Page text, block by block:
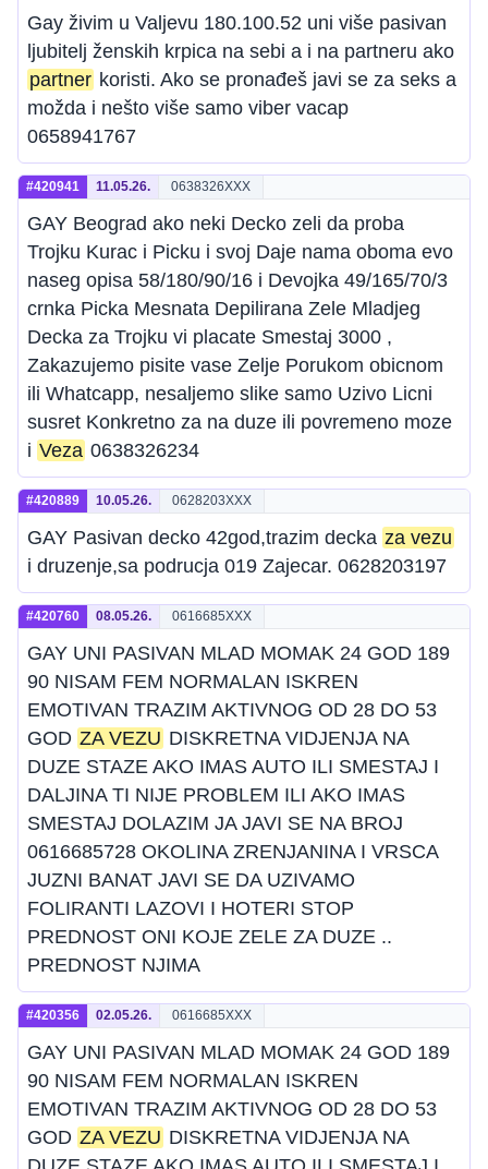
Gay živim u Valjevu 180.100.52 uni više pasivan
ljubitelj ženskih krpica na sebi a i na partneru ako
partner koristi. Ako se pronađeš javi se za seks a
možda i nešto više samo viber vacap
0658941767
#420941 11.05.26. 0638326XXX
GAY Beograd ako neki Decko zeli da proba
Trojku Kurac i Picku i svoj Daje nama oboma evo
naseg opisa 58/180/90/16 i Devojka 49/165/70/3
crnka Picka Mesnata Depilirana Zele Mladjeg
Decka za Trojku vi placate Smestaj 3000 ,
Zakazujemo pisite vase Zelje Porukom obicnom
ili Whatcapp, nesaljemo slike samo Uzivo Licni
susret Konkretno za na duze ili povremeno moze
i Veza 0638326234
#420889 10.05.26. 0628203XXX
GAY Pasivan decko 42god,trazim decka za vezu
i druzenje,sa podrucja 019 Zajecar. 0628203197
#420760 08.05.26. 0616685XXX
GAY UNI PASIVAN MLAD MOMAK 24 GOD 189
90 NISAM FEM NORMALAN ISKREN
EMOTIVAN TRAZIM AKTIVNOG OD 28 DO 53
GOD ZA VEZU DISKRETNA VIDJENJA NA
DUZE STAZE AKO IMAS AUTO ILI SMESTAJ I
DALJINA TI NIJE PROBLEM ILI AKO IMAS
SMESTAJ DOLAZIM JA JAVI SE NA BROJ
0616685728 OKOLINA ZRENJANINA I VRSCA
JUZNI BANAT JAVI SE DA UZIVAMO
FOLIRANTI LAZOVI I HOTERI STOP
PREDNOST ONI KOJE ZELE ZA DUZE ..
PREDNOST NJIMA
#420356 02.05.26. 0616685XXX
GAY UNI PASIVAN MLAD MOMAK 24 GOD 189
90 NISAM FEM NORMALAN ISKREN
EMOTIVAN TRAZIM AKTIVNOG OD 28 DO 53
GOD ZA VEZU DISKRETNA VIDJENJA NA